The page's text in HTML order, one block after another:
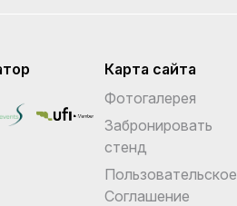
Карта сайта
Фотогалерея
Забронировать
стенд
Пользовательское
Соглашение